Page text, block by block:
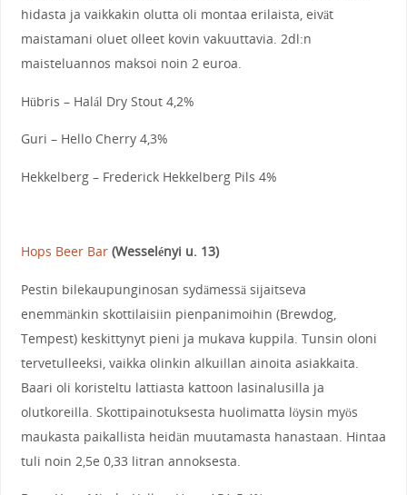
hidasta ja vaikkakin olutta oli montaa erilaista, eivät
maistamani oluet olleet kovin vakuuttavia. 2dl:n
maisteluannos maksoi noin 2 euroa.
Hübris – Halál Dry Stout 4,2%
Guri – Hello Cherry 4,3%
Hekkelberg – Frederick Hekkelberg Pils 4%
Hops Beer Bar (Wesselényi u. 13)
Pestin bilekaupunginosan sydämessä sijaitseva
enemmänkin skottilaisiin pienpanimoihin (Brewdog,
Tempest) keskittynyt pieni ja mukava kuppila. Tunsin oloni
tervetulleeksi, vaikka olinkin alkuillan ainoita asiakkaita.
Baari oli koristeltu lattiasta kattoon lasinalusilla ja
olutkoreilla. Skottipainotuksesta huolimatta löysin myös
maukasta paikallista heidän muutamasta hanastaan. Hintaa
tuli noin 2,5e 0,33 litran annoksesta.